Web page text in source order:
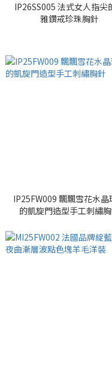
IP26SS005 法式女人指尖
雅鑽戒珍珠胸針
IP25FW009 飄飄雪花水晶
的凱旋門造型手工刺繡